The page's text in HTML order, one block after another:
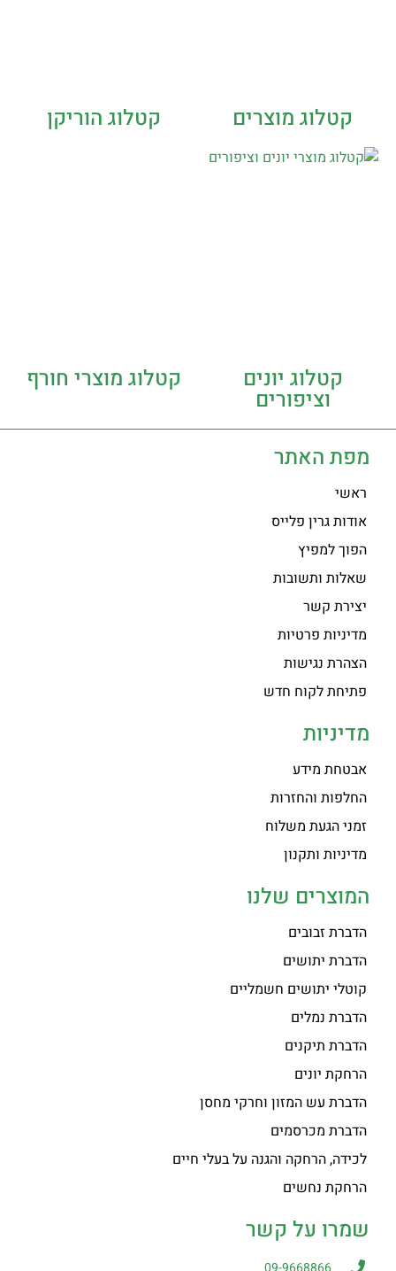
קטלוג מוצרים קטלוג הוריקן
קטלוג יונים
וציפורים
קטלוג מוצרי חורף
מפת האתר
ראשי
אודות גרין פלייס
הפוך למפיץ
שאלות ותשובות
יצירת קשר
מדיניות פרטיות
הצהרת נגישות
פתיחת לקוח חדש
מדיניות
אבטחת מידע
החלפות והחזרות
זמני הגעת משלוח
מדיניות ותקנון
המוצרים שלנו
הדברת זבובים
הדברת יתושים
קוטלי יתושים חשמליים
הדברת נמלים
הדברת תיקנים
הרחקת יונים
הדברת עש המזון וחרקי מחסן
הדברת מכרסמים
לכידה, הרחקה והגנה על בעלי חיים
הרחקת נחשים
שמרו על קשר